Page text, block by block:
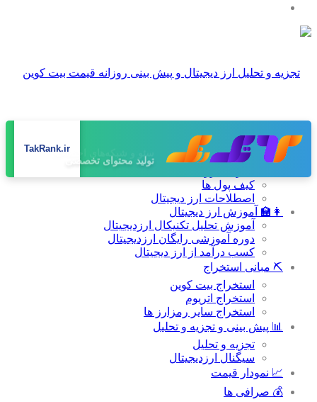
تولید محتوای تخصصی
TakRank.ir
صفحه اصلی
📚 دانشنامه
کیف پول ها
اصطلاحات ارز دیجیتال
👩‍🏫 آموزش ارز دیجیتال
آموزش تحلیل تکنیکال ارزدیجیتال
دوره آموزشی رایگان ارزدیجیتال
کسب درآمد از ارز دیجیتال
⛏ مبانی استخراج
استخراج بیت کوین
استخراج اتریوم
استخراج سایر رمزارز ها
📊 پیش بینی و تجزیه و تحلیل
تجزیه و تحلیل
سیگنال ارزدیجیتال
📈 نمودار قیمت
💰 صرافی ها